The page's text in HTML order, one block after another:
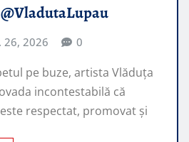
@VladutaLupau​
26, 2026 0
pe buze, artista Vlăduța
incontestabilă că
respectat, promovat şi